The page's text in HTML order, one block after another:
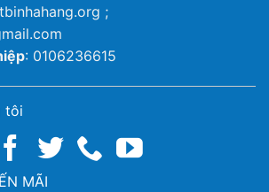
;
: 0106236615
tôi
MÃI